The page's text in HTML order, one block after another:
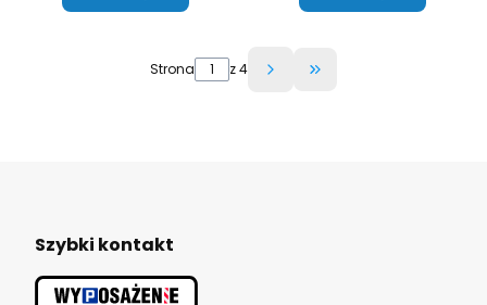
Strona z 4 Przejdź do ostatniej
Szybki kontakt